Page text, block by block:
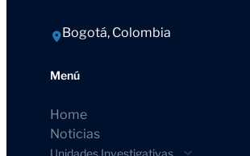
Bogotá, Colombia
Menú
Home
Noticias
Unidades Investigativas